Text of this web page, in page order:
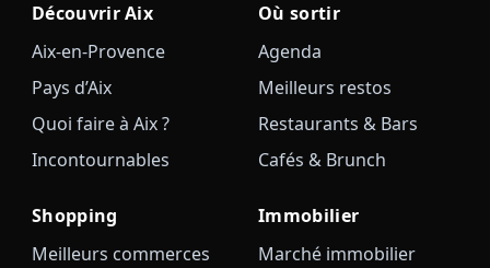
Découvrir Aix
Aix-en-Provence
Pays d’Aix
Quoi faire à Aix ?
Incontournables
Où sortir
Agenda
Meilleurs restos
Restaurants & Bars
Cafés & Brunch
Shopping
Meilleurs commerces
Immobilier
Marché immobilier